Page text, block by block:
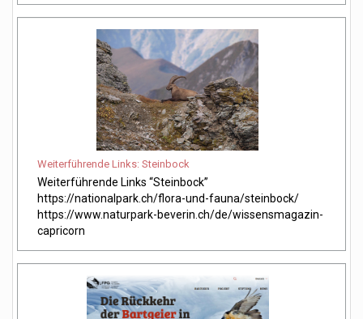
Weiterführende Links: Steinbock
Weiterführende Links “Steinbock”
https://nationalpark.ch/flora-und-fauna/steinbock/
https://www.naturpark-beverin.ch/de/wissensmagazin-
capricorn